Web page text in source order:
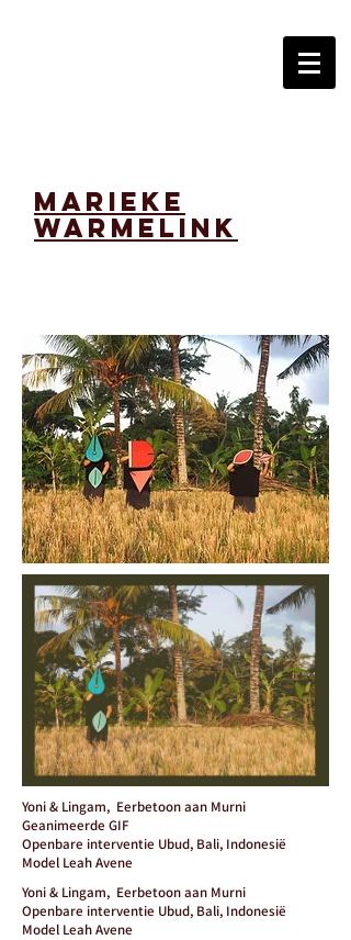
marieke
warmelink
Yoni & Lingam, Eerbetoon aan Murni
Geanimeerde GIF
Openbare interventie Ubud, Bali, Indonesië
Model Leah Avene
Yoni & Lingam, Eerbetoon aan Murni
Openbare interventie Ubud, Bali, Indonesië
Model Leah Avene